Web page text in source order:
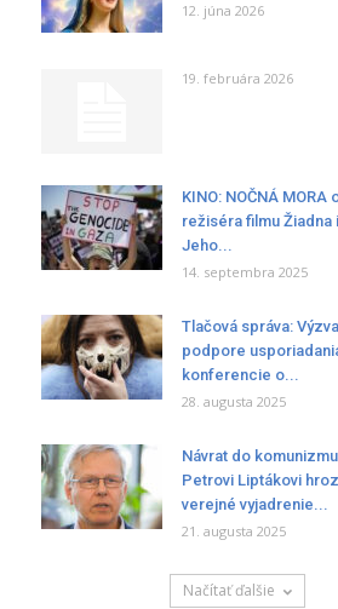
12. júna 2026
19. februára 2026
KINO: NOČNÁ
režiséra filmu Žiadna
Jeho...
14. septembra 2025
Tlačová správa:
podpore
konferencie o...
28. augusta 2025
Návrat do
Petrovi Liptákovi
verejné vyjadrenie...
21. augusta 2025
Načítať ďalšie